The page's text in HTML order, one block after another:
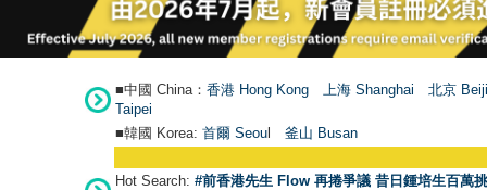
■中國 China： 香港 Hong Kong 上海 Shanghai
北京
Taipei
■韓國 Korea: 首爾 Seoul 釜山 Busan
Hot Search: #前香港先生 Flow 再捲爭議 昔日鍾培生百萬